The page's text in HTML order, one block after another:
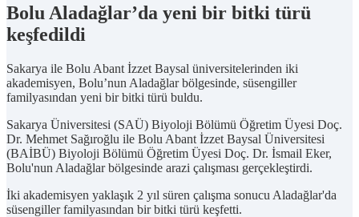
Bolu Aladağlar’da yeni bir bitki türü
keşfedildi
Sakarya ile Bolu Abant İzzet Baysal üniversitelerinden iki
akademisyen, Bolu’nun Aladağlar bölgesinde, süsengiller
familyasından yeni bir bitki türü buldu.
Sakarya Üniversitesi (SAÜ) Biyoloji Bölümü Öğretim Üyesi Doç.
Dr. Mehmet Sağıroğlu ile Bolu Abant İzzet Baysal Üniversitesi
(BAİBÜ) Biyoloji Bölümü Öğretim Üyesi Doç. Dr. İsmail Eker,
Bolu'nun Aladağlar bölgesinde arazi çalışması gerçekleştirdi.
İki akademisyen yaklaşık 2 yıl süren çalışma sonucu Aladağlar'da
süsengiller familyasından bir bitki türü keşfetti.